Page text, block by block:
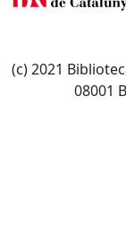
(c) 2021
08001